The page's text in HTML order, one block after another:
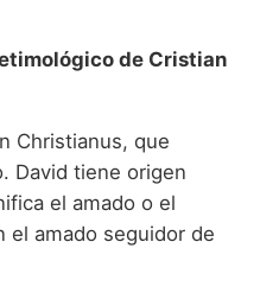
de Cristian
Christianus, que
David tiene origen
el amado o el
el amado seguidor de